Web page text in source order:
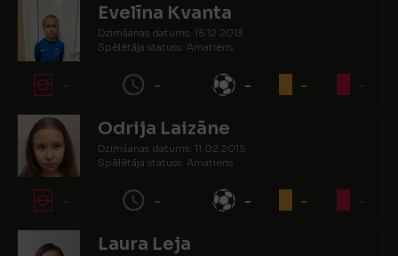
Evelīna Kvanta
Dzimšanas datums: 15.12.2013.
Spēlētāja statuss: Amatieris
- - - - -
Odrija Laizāne
Dzimšanas datums: 11.02.2015.
Spēlētāja statuss: Amatieris
- - - - -
Laura Leja